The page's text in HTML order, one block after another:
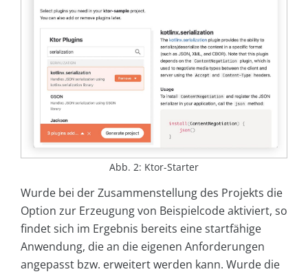
Abb. 2: Ktor-Starter
Wurde bei der Zusammenstellung des Projekts die
Option zur Erzeugung von Beispielcode aktiviert, so
findet sich im Ergebnis bereits eine startfähige
Anwendung, die an die eigenen Anforderungen
angepasst bzw. erweitert werden kann. Wurde die